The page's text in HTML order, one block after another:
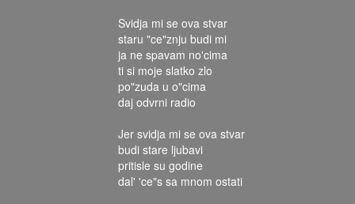
Svidja mi se ova stvar
staru "ce"znju budi mi
ja ne spavam no'cima
ti si moje slatko zlo
po"zuda u o"cima
daj odvrni radio
Jer svidja mi se ova stvar
budi stare ljubavi
pritisle su godine
dal' 'ce"s sa mnom ostati